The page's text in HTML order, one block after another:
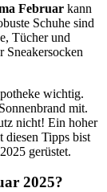
Februar kann
Schuhe sind
Tücher und
Sneakersocken
wichtig.
mit.
nicht! Ein hoher
diesen Tipps bist
gerüstet.
2025?